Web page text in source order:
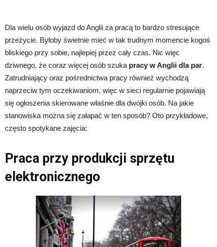
Dla wielu osób wyjazd do Anglii za pracą to bardzo stresujące
przeżycie. Byłoby świetnie mieć w tak trudnym momencie kogoś
bliskiego przy sobie, najlepiej przez cały czas. Nic więc
dziwnego, że coraz więcej osób szuka pracy w Anglii dla par.
Zatrudniający oraz pośrednictwa pracy również wychodzą
naprzeciw tym oczekiwaniom, więc w sieci regularnie pojawiają
się ogłoszenia skierowane właśnie dla dwójki osób. Na jakie
stanowiska można się załapać w ten sposób? Oto przykładowe,
często spotykane zajęcia:
Praca przy produkcji sprzętu
elektronicznego